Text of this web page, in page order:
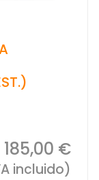
185,00 €
incluido)